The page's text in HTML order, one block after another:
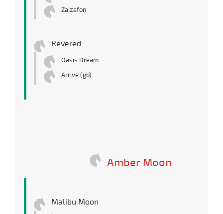
Zaizafon
Revered
Oasis Dream
Arrive (gb)
Amber Moon
Malibu Moon